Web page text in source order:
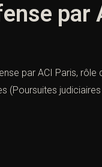
par
par ACI Paris, rôle
judiciaires